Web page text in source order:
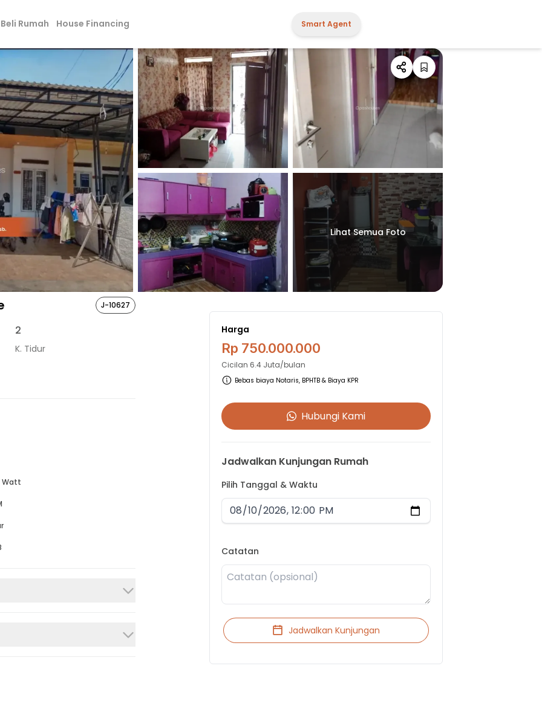
Beli Rumah House Financing Smart Agent
Lihat Semua Foto
J-10627
2
K. Tidur
Watt
Harga
Rp 750.000.000
Cicilan 6.4 Juta/bulan
Bebas biaya Notaris, BPHTB & Biaya KPR
Hubungi Kami
Jadwalkan Kunjungan Rumah
Pilih Tanggal & Waktu
Catatan
Jadwalkan Kunjungan